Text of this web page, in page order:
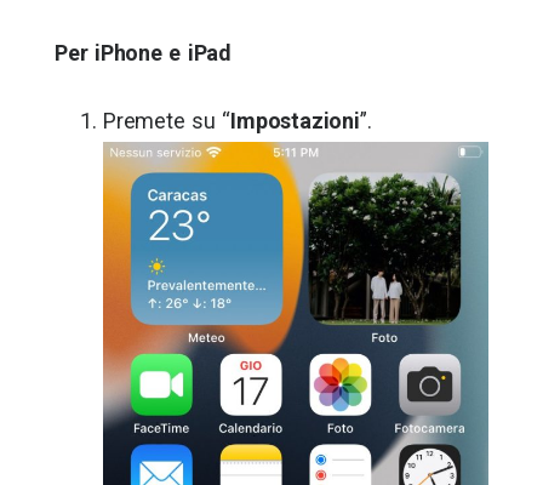
Per iPhone e iPad
Premete su “Impostazioni”.